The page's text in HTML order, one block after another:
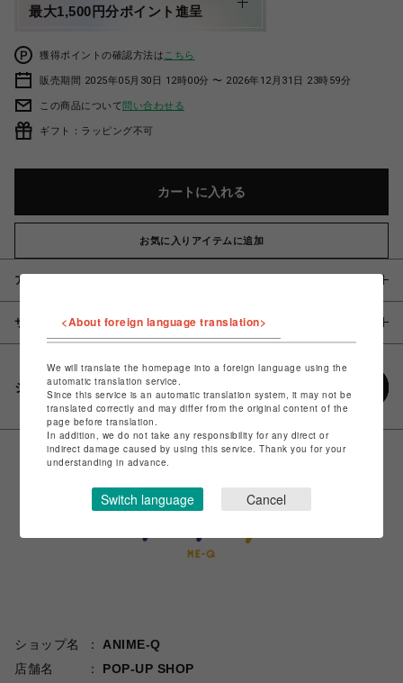
最大1,500円分ポイント進呈
獲得ポイントの確認方法は こちら
販売期間 2025年05月30日 12時00分 〜 2026年12月31日 23時59分
この商品について問い合わせる
ギフト：ラッピング不可
カートに入れる
お気に入りアイテムに追加
アイテム説明 / 素材
サイズ
シェアする
ショップ名
ANIME-Q
店舗名
POP-UP SHOP
<About foreign language translation>
We will translate the homepage into a foreign language using the
automatic translation service.
Since this service is an automatic translation system, it may not be
translated correctly and may differ from the original content of the
page before translation.
In addition, we do not take any responsibility for any direct or
indirect damage caused by using this service. Thank you for your
understanding in advance.
Switch language Cancel